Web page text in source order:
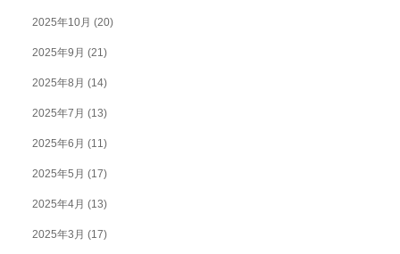
2025年10月 (20)
2025年9月 (21)
2025年8月 (14)
2025年7月 (13)
2025年6月 (11)
2025年5月 (17)
2025年4月 (13)
2025年3月 (17)